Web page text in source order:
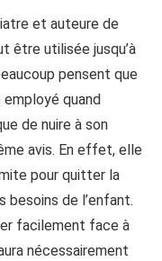
et auteure de
être utilisée jusqu’à
pensent que
quand
de nuire à son
avis. En effet, elle
pour quitter la
de l’enfant.
facilement face à
nécessairement